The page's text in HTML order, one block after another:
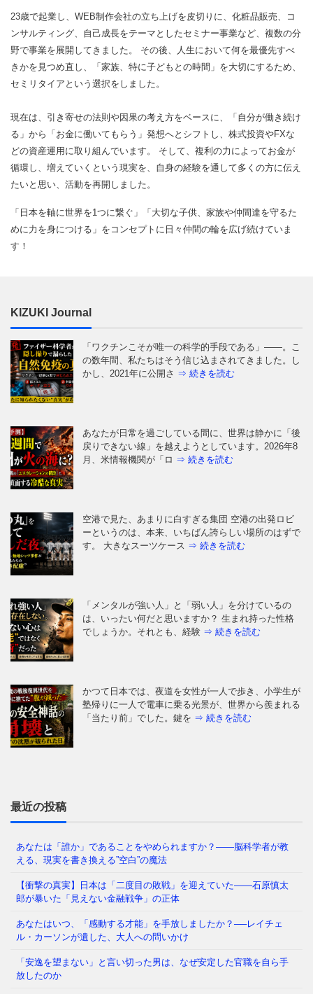
23歳で起業し、WEB制作会社の立ち上げを皮切りに、化粧品販売、コ
ンサルティング、自己成長をテーマとしたセミナー事業など、複数の分
野で事業を展開してきました。 その後、人生において何を最優先すべ
きかを見つめ直し、「家族、特に子どもとの時間」を大切にするため、
セミリタイアという選択をしました。
現在は、引き寄せの法則や因果の考え方をベースに、「自分が働き続け
る」から「お金に働いてもらう」発想へとシフトし、株式投資やFXな
どの資産運用に取り組んでいます。 そして、複利の力によってお金が
循環し、増えていくという現実を、自身の経験を通して多くの方に伝え
たいと思い、活動を再開しました。
「日本を軸に世界を1つに繋ぐ」「大切な子供、家族や仲間達を守るた
めに力を身につける」をコンセプトに日々仲間の輪を広げ続けていま
す！
KIZUKI Journal
「ワクチンこそが唯一の科学的手段である」——。こ
の数年間、私たちはそう信じ込まされてきました。し
かし、2021年に公開さ ⇒ 続きを読む
あなたが日常を過ごしている間に、世界は静かに「後
戻りできない線」を越えようとしています。2026年8
月、米情報機関が「ロ ⇒ 続きを読む
空港で見た、あまりに白すぎる集団 空港の出発ロビ
ーというのは、本来、いちばん誇らしい場所のはずで
す。 大きなスーツケース ⇒ 続きを読む
「メンタルが強い人」と「弱い人」を分けているの
は、いったい何だと思いますか？ 生まれ持った性格
でしょうか。それとも、経験 ⇒ 続きを読む
かつて日本では、夜道を女性が一人で歩き、小学生が
塾帰りに一人で電車に乗る光景が、世界から羨まれる
「当たり前」でした。鍵を ⇒ 続きを読む
今の日本を覆う重苦しい閉塞感。「この国はもうダメ
字を見れば、私たちは依然⇒ 続きを読む
がっています。 議員たちの「海外視察」——その名
最近の投稿
あなたは「誰か」であることをやめられますか？——脳科学者が教
える、現実を書き換える”空白”の魔法
【衝撃の真実】日本は「二度目の敗戦」を迎えていた――石原慎太
郎が暴いた「見えない金融戦争」の正体
あなたはいつ、「感動する才能」を手放しましたか？──レイチェ
ル・カーソンが遺した、大人への問いかけ
「安逸を望まない」と言い切った男は、なぜ安定した官職を自ら手
放したのか